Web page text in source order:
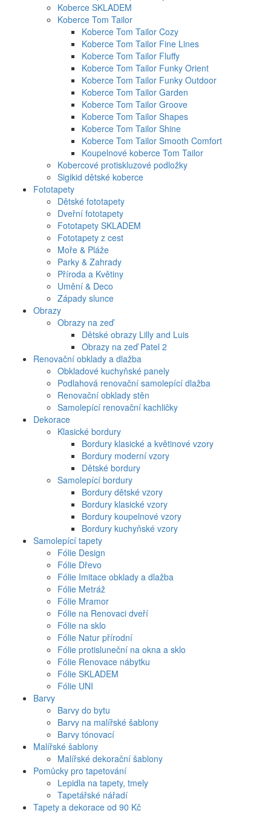
Koberce SKLADEM
Koberce Tom Tailor
Koberce Tom Tailor Cozy
Koberce Tom Tailor Fine Lines
Koberce Tom Tailor Fluffy
Koberce Tom Tailor Funky Orient
Koberce Tom Tailor Funky Outdoor
Koberce Tom Tailor Garden
Koberce Tom Tailor Groove
Koberce Tom Tailor Shapes
Koberce Tom Tailor Shine
Koberce Tom Tailor Smooth Comfort
Koupelnové koberce Tom Tailor
Kobercové protiskluzové podložky
Sigikid dětské koberce
Fototapety
Dětské fototapety
Dveřní fototapety
Fototapety SKLADEM
Fototapety z cest
Moře & Pláže
Parky & Zahrady
Příroda a Květiny
Umění & Deco
Západy slunce
Obrazy
Obrazy na zeď
Dětské obrazy Lilly and Luis
Obrazy na zeď Patel 2
Renovační obklady a dlažba
Obkladové kuchyňské panely
Podlahová renovační samolepící dlažba
Renovační obklady stěn
Samolepící renovační kachličky
Dekorace
Klasické bordury
Bordury klasické a květinové vzory
Bordury moderní vzory
Dětské bordury
Samolepící bordury
Bordury dětské vzory
Bordury klasické vzory
Bordury koupelnové vzory
Bordury kuchyňské vzory
Samolepící tapety
Fólie Design
Fólie Dřevo
Fólie Imitace obklady a dlažba
Fólie Metráž
Fólie Mramor
Fólie na Renovaci dveří
Fólie na sklo
Fólie Natur přírodní
Fólie protisluneční na okna a sklo
Fólie Renovace nábytku
Fólie SKLADEM
Fólie UNI
Barvy
Barvy do bytu
Barvy na malířské šablony
Barvy tónovací
Malířské šablony
Malířské dekorační šablony
Pomůcky pro tapetování
Lepidla na tapety, tmely
Tapetářské nářadí
Tapety a dekorace od 90 Kč